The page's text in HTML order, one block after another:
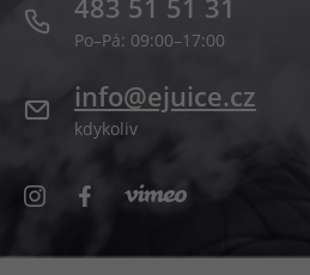
483 51 51 31
Po–Pá: 09:00–17:00
info@ejuice.cz
kdykoliv